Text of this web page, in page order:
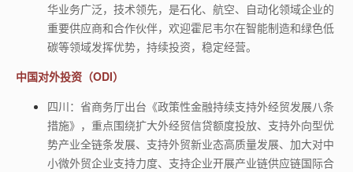
华业务广泛，技术领先，是石化、航空、自动化领域企业的
重要供应商和合作伙伴，欢迎霍尼韦尔在智能制造和绿色低
碳等领域发挥优势，持续投资，稳定经营。
中国对外投资（ODI）
四川：省商务厅出台《政策性金融持续支持外经贸发展八条
措施》，重点围绕扩大外经贸信贷额度投放、支持外向型优
势产业全链条发展、支持外贸新业态高质量发展、加大对中
小微外贸企业支持力度、支持企业开展产业链供应链国际合